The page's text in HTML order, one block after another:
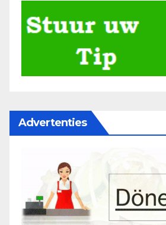
Advertenties